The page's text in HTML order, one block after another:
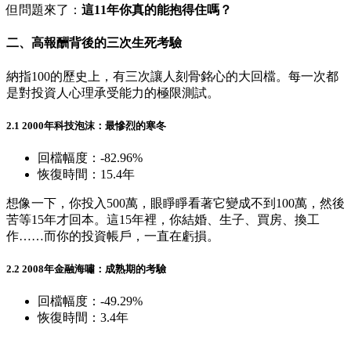
但問題來了： 這11年你真的能抱得住嗎？
二、高報酬背後的三次生死考驗
納指100的歷史上，有三次讓人刻骨銘心的大回檔。每一次都
是對投資人心理承受能力的極限測試。
2.1 2000年科技泡沫：最慘烈的寒冬
回檔幅度：-82.96%
恢復時間：15.4年
想像一下，你投入500萬，眼睜睜看著它變成不到100萬，然後
苦等15年才回本。這15年裡，你結婚、生子、買房、換工
作……而你的投資帳戶，一直在虧損。
2.2 2008年金融海嘯：成熟期的考驗
回檔幅度：-49.29%
恢復時間：3.4年